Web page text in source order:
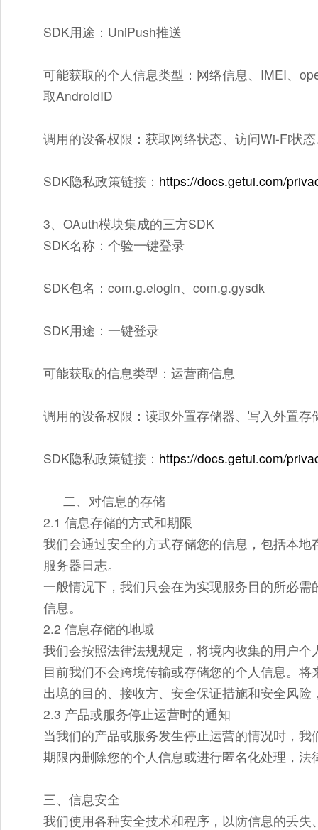
SDK用途：UniPush推送
可能获取的个人信息类型：网络信息、IMEI、
取AndroidID
调用的设备权限：获取网络状态、访问Wi-Fi状
SDK隐私政策链接： https://docs.getui.com/
3、OAuth模块集成的三方SDK
SDK名称：个验一键登录
SDK包名：com.g.elogin、com.g.gysdk
SDK用途：一键登录
可能获取的信息类型：运营商信息
调用的设备权限：读取外置存储器、写入外置存
SDK隐私政策链接： https://docs.getui.com/
二、对信息的存储
2.1 信息存储的方式和期限
我们会通过安全的方式存储您的信息，包括本
服务器日志。
一般情况下，我们只会在为实现服务目的所必
信息。
2.2 信息存储的地域
我们会按照法律法规规定，将境内收集的用户个
目前我们不会跨境传输或存储您的个人信息。
出境的目的、接收方、安全保证措施和安全风险
2.3 产品或服务停止运营时的通知
当我们的产品或服务发生停止运营的情况时，
期限内删除您的个人信息或进行匿名化处理，法
三、信息安全
我们使用各种安全技术和程序，以防信息的丢